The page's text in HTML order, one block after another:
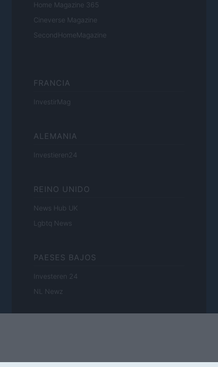
Home Magazine 365
Cineverse Magazine
SecondHomeMagazine
FRANCIA
InvestirMag
ALEMANIA
Investieren24
REINO UNIDO
News Hub UK
Lgbtq News
PAESES BAJOS
Investeren 24
NL Newz